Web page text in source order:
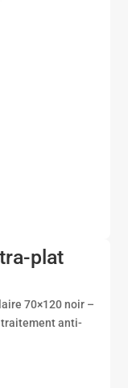
plat
70×120 noir –
traitement anti-